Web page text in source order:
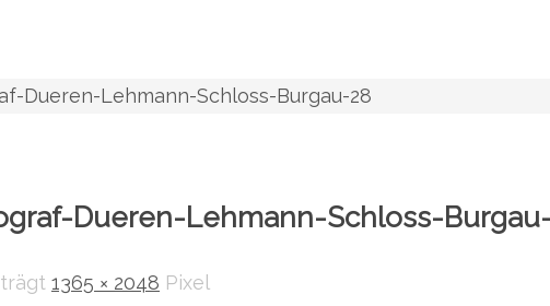
Dueren-Lehmann-Schloss-Burgau-28
Dueren-Lehmann-Schloss-
1365 × 2048 Pixel